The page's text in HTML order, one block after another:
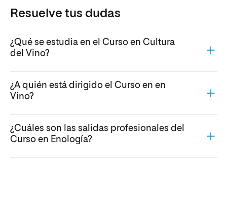
Resuelve tus dudas
¿Qué se estudia en el Curso en Cultura
del Vino?
¿A quién está dirigido el Curso en en
Vino?
¿Cuáles son las salidas profesionales del
Curso en Enología?